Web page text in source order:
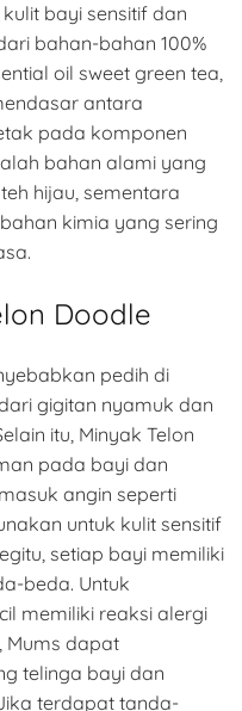
bayi sensitif dan
bahan-bahan 100%
oil sweet green tea,
antara
pada komponen
bahan alami yang
hijau, sementara
kimia yang sering
Doodle
pedih di
gigitan nyamuk dan
itu, Minyak Telon
pada bayi dan
angin seperti
untuk kulit sensitif
setiap bayi memiliki
beda. Untuk
memiliki reaksi alergi
Mums dapat
telinga bayi dan
terdapat tanda-